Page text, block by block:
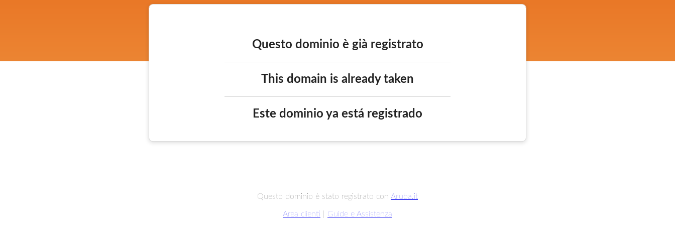
Questo dominio è già registrato
This domain is already taken
Este dominio ya está registrado
Questo dominio è stato registrato con Aruba.it
Area clienti Guide e Assistenza